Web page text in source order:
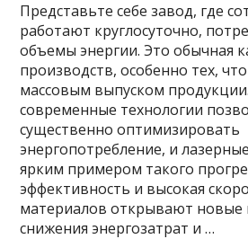
Представьте себе завод, где
работают круглосуточно,
объемы энергии. Это обычная
производств, особенно тех,
массовым выпуском
современные технологии
существенно оптимизировать
энергопотребление, и
ярким примером такого
эффективность и высокая
материалов открывают новые
снижения энергозатрат и …